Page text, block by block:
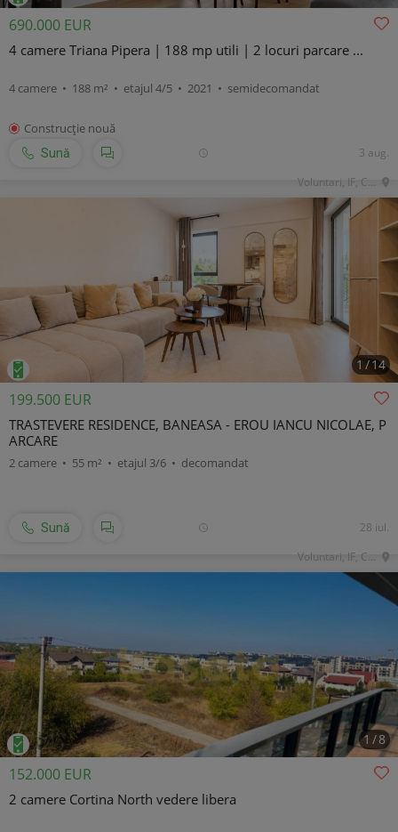
690.000 EUR
4 camere Triana Pipera | 188 mp utili | 2 locuri parcare ...
4 camere • 188 m² • etajul 4/5 • 2021 • semidecomandat
Construcţie nouă
Sună
3 aug.
Voluntari, IF, Central
1 /14
199.500 EUR
TRASTEVERE RESIDENCE, BANEASA - EROU IANCU NICOLAE, P
ARCARE
2 camere • 55 m² • etajul 3/6 • decomandat
Sună
28 iul.
Voluntari, IF, Central
1 /8
152.000 EUR
2 camere Cortina North vedere libera